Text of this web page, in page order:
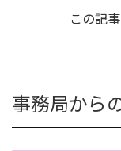
この記
事務局から